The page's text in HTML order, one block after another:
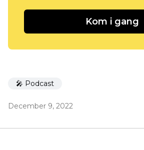
Kom i gang
🎤 Podcast
December 9, 2022